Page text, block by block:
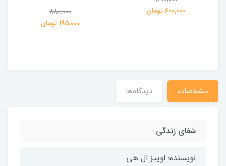
600,000 تومان
880,000
195,000 تومان
مشخصات دیدگاه‌ها
شفای زندگی
نویسنده: لوییز ال هی